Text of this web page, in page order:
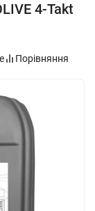
4-Takt
Порівняння